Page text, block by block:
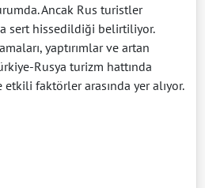
Ancak Rus turistler
sert hissedildiği belirtiliyor.
yaptırımlar ve artan
Rusya turizm hattında
faktörler arasında yer alıyor.